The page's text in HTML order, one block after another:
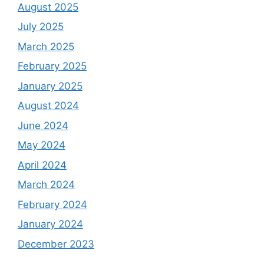
August 2025
July 2025
March 2025
February 2025
January 2025
August 2024
June 2024
May 2024
April 2024
March 2024
February 2024
January 2024
December 2023